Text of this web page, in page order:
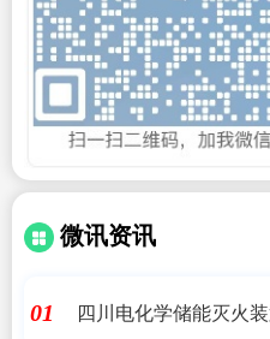
微讯资讯
01
四川电化学储能灭火